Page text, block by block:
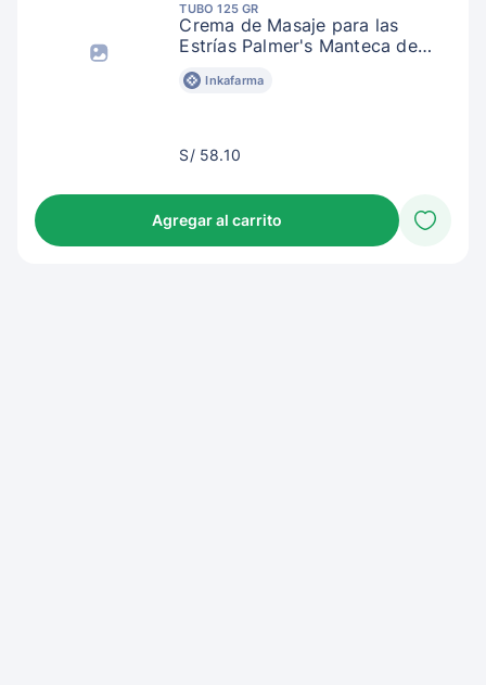
TUBO 125 GR
Crema de Masaje para las
Estrías Palmer's Manteca de
Cacao
Inkafarma
S/
S/ 58.10
Agregar al carrito